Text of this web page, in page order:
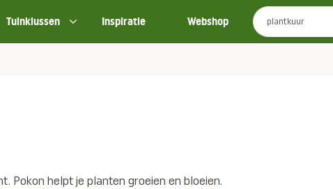
Tuinklussen Inspiratie Webshop
Pokon helpt je planten groeien en bloeien.